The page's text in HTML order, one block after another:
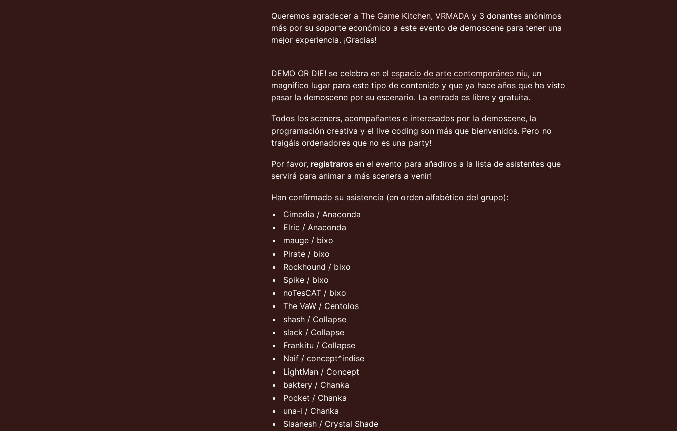
Queremos agradecer a The Game Kitchen, VRMADA y 3 donantes anónimos
más por su soporte económico a este evento de demoscene para tener una
mejor experiencia. ¡Gracias!
DEMO OR DIE! se celebra en el espacio de arte contemporáneo niu, un
magnífico lugar para este tipo de contenido y que ya hace años que ha visto
pasar la demoscene por su escenario. La entrada es libre y gratuita.
Todos los sceners, acompañantes e interesados por la demoscene, la
programación creativa y el live coding son más que bienvenidos. Pero no
traigáis ordenadores que no es una party!
Por favor, registraros en el evento para añadiros a la lista de asistentes que
servirá para animar a más sceners a venir!
Han confirmado su asistencia (en orden alfabético del grupo):
Cimedia / Anaconda
Elric / Anaconda
mauge / bixo
Pirate / bixo
Rockhound / bixo
Spike / bixo
noTesCAT / bixo
The VaW / Centolos
shash / Collapse
slack / Collapse
Frankitu / Collapse
Naif / concept^indise
LightMan / Concept
baktery / Chanka
Pocket / Chanka
una-i / Chanka
Slaanesh / Crystal Shade